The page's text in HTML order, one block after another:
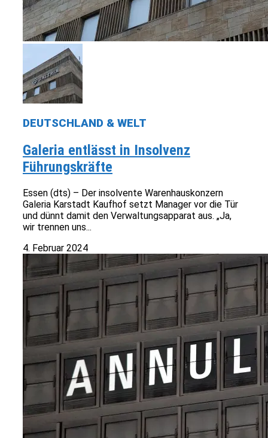
DEUTSCHLAND & WELT
Galeria entlässt in Insolvenz
Führungskräfte
Essen (dts) – Der insolvente Warenhauskonzern
Galeria Karstadt Kaufhof setzt Manager vor die Tür
und dünnt damit den Verwaltungsapparat aus. „Ja,
wir trennen uns...
4. Februar 2024